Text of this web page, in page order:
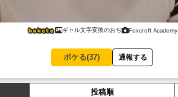
ギャル文字変換のおぢ Foxcroft Academy
ボケる(37) 通報する
投稿順